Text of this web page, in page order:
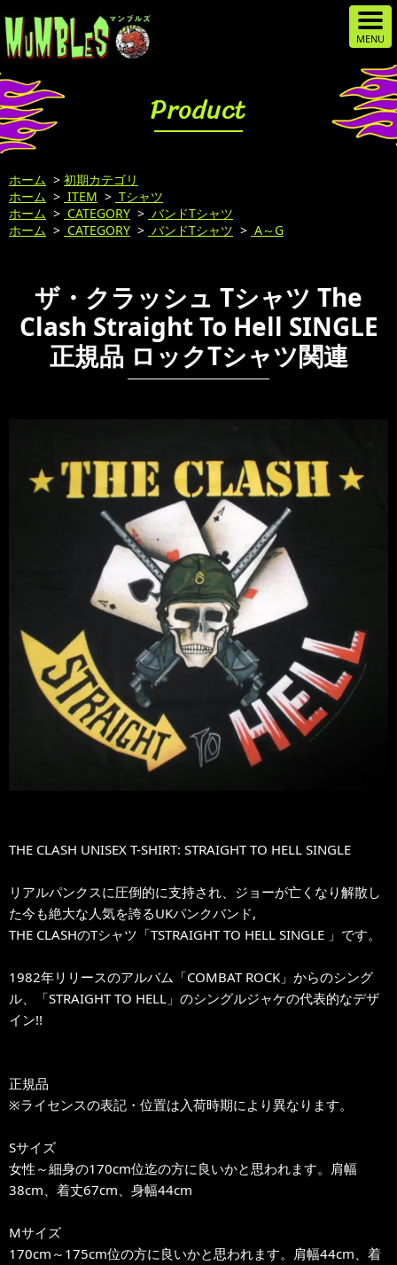
Product
ホーム > 初期カテゴリ
ホーム > ITEM > Tシャツ
ホーム > CATEGORY > バンドTシャツ
ホーム > CATEGORY > バンドTシャツ > A～G
ザ・クラッシュ Tシャツ The
Clash Straight To Hell SINGLE
正規品 ロックTシャツ関連
THE CLASH UNISEX T-SHIRT: STRAIGHT TO HELL SINGLE
リアルパンクスに圧倒的に支持され、ジョーが亡くなり解散し
た今も絶大な人気を誇るUKパンクバンド,
THE CLASHのTシャツ「TSTRAIGHT TO HELL SINGLE 」です。
1982年リリースのアルバム「COMBAT ROCK」からのシング
ル、「STRAIGHT TO HELL」のシングルジャケの代表的なデザ
イン!!
正規品
※ライセンスの表記・位置は入荷時期により異なります。
Sサイズ
女性～細身の170cm位迄の方に良いかと思われます。肩幅
38cm、着丈67cm、身幅44cm
Mサイズ
170cm～175cm位の方に良いかと思われます。肩幅44cm、着